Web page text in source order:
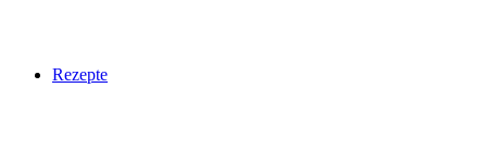
Rezepte